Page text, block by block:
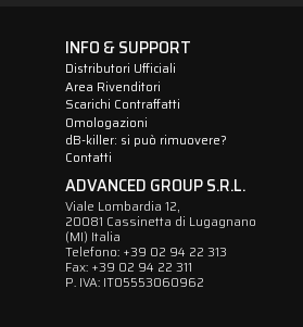
INFO & SUPPORT
Distributori Ufficiali
Area Rivenditori
Scarichi Contraffatti
Omologazioni
dB-killer: si può rimuovere?
Contatti
ADVANCED GROUP S.R.L.
Viale Lombardia 12,
20081 Cassinetta di Lugagnano
(MI) Italia
Telefono: +39 02 94 22 313
Fax: +39 02 94 22 311
P. IVA: IT05553060962